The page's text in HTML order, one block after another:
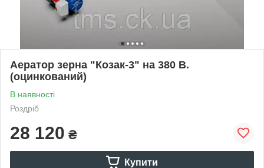
Аератор зерна "Козак-3" на 380 В.
(оцинкований)
В наявності
Роздріб
28 120 ₴
Купити